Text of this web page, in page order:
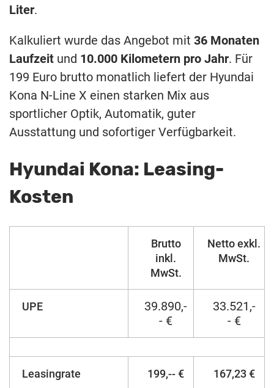
Liter.
Kalkuliert wurde das Angebot mit 36 Monaten
Laufzeit und 10.000 Kilometern pro Jahr. Für
199 Euro brutto monatlich liefert der Hyundai
Kona N-Line X einen starken Mix aus
sportlicher Optik, Automatik, guter
Ausstattung und sofortiger Verfügbarkeit.
Hyundai Kona: Leasing-
Kosten
Brutto
inkl.
MwSt.
Netto exkl.
MwSt.
UPE
39.890,-
- €
33.521,-
- €
Leasingrate 199,-- € 167,23 €